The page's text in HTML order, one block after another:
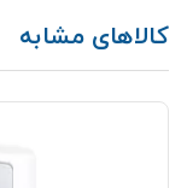
کالاهای مشابه